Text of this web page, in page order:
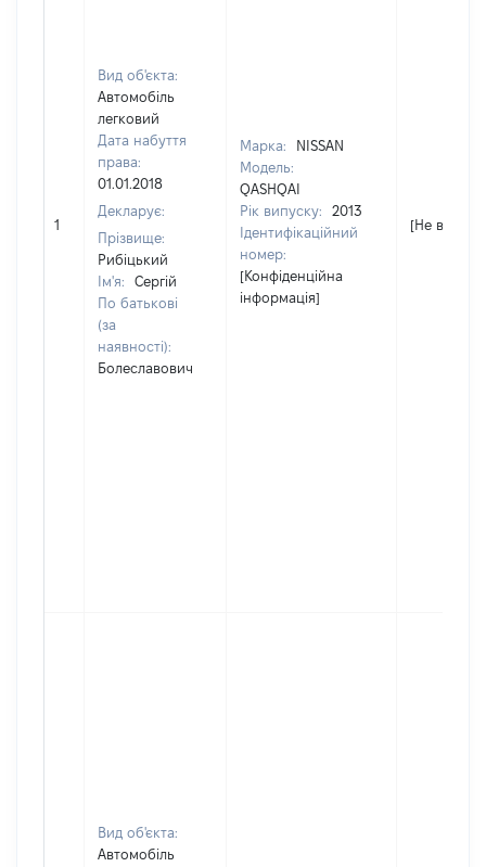
1
Вид об'єкта:
Автомобіль
легковий
Дата набуття
права:
01.01.2018
Декларує:
Прізвище:
Рибіцький
Ім'я:
Сергій
По батькові
(за
наявності):
Болеславович
Марка:
NISSAN
Модель:
QASHQAI
Рік випуску:
2013
Ідентифікаційний
номер:
[Конфіденційна
інформація]
[Не відомо]
Вид об'єкта:
Автомобіль